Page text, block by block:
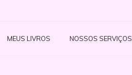
MEUS LIVROS NOSSOS SERVIÇOS